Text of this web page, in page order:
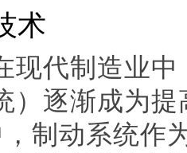
术
现代制造业
）逐渐成为
制动系统作